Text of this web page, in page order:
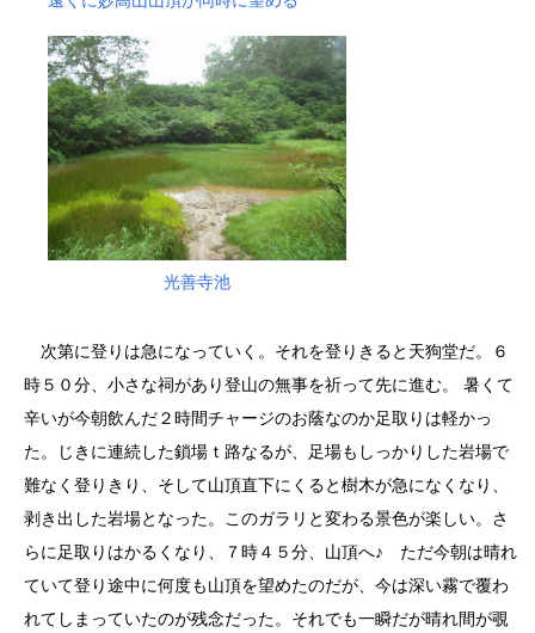
光善寺池
次第に登りは急になっていく。それを登りきると天狗堂だ。６
時５０分、小さな祠があり登山の無事を祈って先に進む。 暑くて
辛いが今朝飲んだ２時間チャージのお蔭なのか足取りは軽かっ
た。じきに連続した鎖場ｔ路なるが、足場もしっかりした岩場で
難なく登りきり、そして山頂直下にくると樹木が急になくなり、
剥き出した岩場となった。このガラリと変わる景色が楽しい。さ
らに足取りはかるくなり、７時４５分、山頂へ♪ ただ今朝は晴れ
ていて登り途中に何度も山頂を望めたのだが、今は深い霧で覆わ
れてしまっていたのが残念だった。それでも一瞬だが晴れ間が覗